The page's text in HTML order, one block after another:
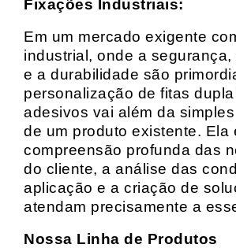
Fixações Industriais:
Em um mercado exigente
industrial, onde a
e a durabilidade são
personalização de fitas
adesivos vai além da
de um produto existente. Ela
compreensão profunda das
do cliente, a análise das
aplicação e a criação de
atendam precisamente a
Nossa Linha de Produtos